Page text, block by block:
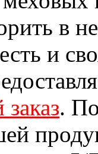
в
и
.